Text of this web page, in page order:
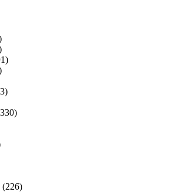
(226)